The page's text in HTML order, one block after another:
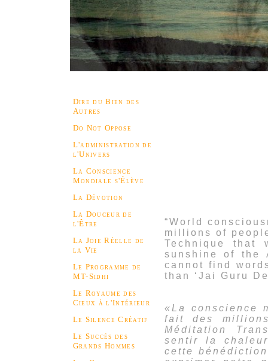
Dire du Bien des
Autres
Do Not Oppose
L'administration de
l'Univers
La Conscience
Mondiale s'Élève
La Dévotion
La Douceur de
l'Être
La Joie Réelle de
la Vie
Le Programme de
MT-Sidhi
Le Royaume des
Cieux à l'Intérieur
Le Silence Créatif
Le Succès des
Grands Hommes
“World
millions of
Technique
sunshine of the
cannot find
than ‘Jai Guru
«La conscience
fait des
Méditation
sentir la
cette